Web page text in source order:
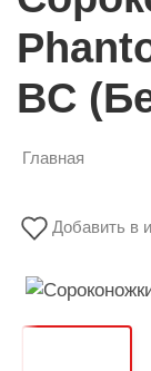
BC
Главная
Добавить в